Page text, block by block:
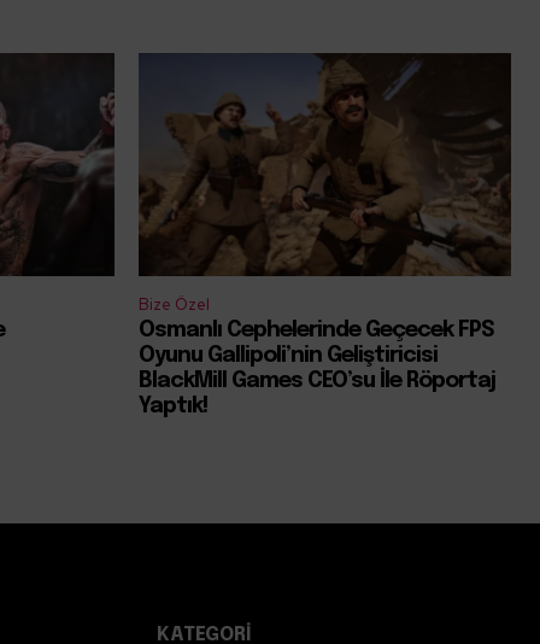
Bize Özel
Osmanlı Cephelerinde Geçecek FPS
Oyunu Gallipoli’nin Geliştiricisi
BlackMill Games CEO’su İle Röportaj
Yaptık!
KATEGORI